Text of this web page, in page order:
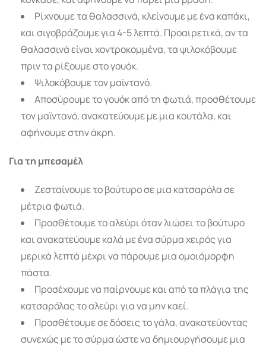
Ρίχνουμε τα θαλασσινά, κλείνουμε με ένα καπάκι,
και σιγοβράζουμε για 4-5 λεπτά. Προαιρετικά, αν τα
θαλασσινά είναι χοντροκομμένα, τα ψιλοκόβουμε
πριν τα ρίξουμε στο γουόκ.
Ψιλοκόβουμε τον μαϊντανό.
Αποσύρουμε το γουόκ από τη φωτιά, προσθέτουμε
τον μαϊντανό, ανακατεύουμε με μια κουτάλα, και
αφήνουμε στην άκρη.
Για τη μπεσαμέλ
Ζεσταίνουμε το βούτυρο σε μια κατσαρόλα σε
μέτρια φωτιά.
Προσθέτουμε το αλεύρι όταν λιώσει το βούτυρο
και ανακατεύουμε καλά με ένα σύρμα χειρός για
μερικά λεπτά μέχρι να πάρουμε μια ομοιόμορφη
πάστα.
Προσέχουμε να παίρνουμε και από τα πλάγια της
κατσαρόλας το αλεύρι για να μην καεί.
Προσθέτουμε σε δόσεις το γάλα, ανακατεύοντας
συνεχώς με το σύρμα ώστε να δημιουργήσουμε μια